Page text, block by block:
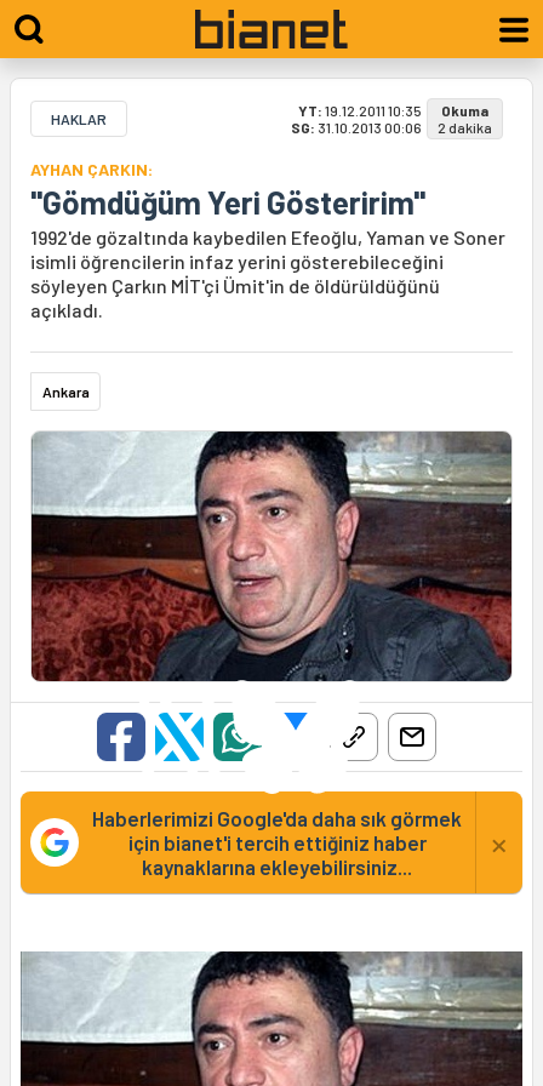
HAKLAR YT: 19.12.2011 10:35
SG: 31.10.2013 00:06
Okuma
2 dakika
AYHAN ÇARKIN:
"Gömdüğüm Yeri Gösteririm"
1992'de gözaltında kaybedilen Efeoğlu, Yaman ve Soner
isimli öğrencilerin infaz yerini gösterebileceğini
söyleyen Çarkın MİT'çi Ümit'in de öldürüldüğünü
açıkladı.
Ankara
Haberlerimizi Google'da daha sık görmek
için bianet'i tercih ettiğiniz haber
kaynaklarına ekleyebilirsiniz...
×